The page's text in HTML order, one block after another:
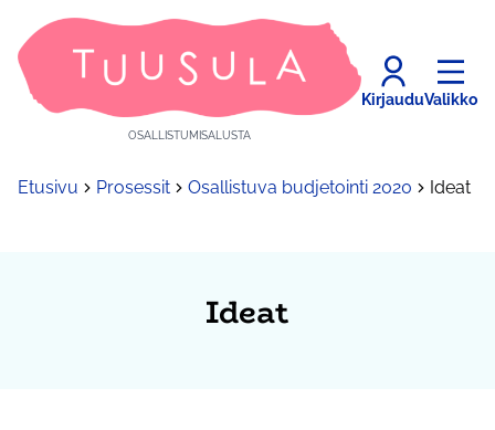
OSALLISTUMISALUSTA
KirjauduValikko
Etusivu Prosessit Osallistuva budjetointi 2020 Ideat
Ideat